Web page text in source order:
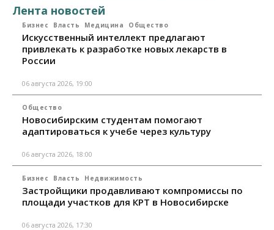
Лента новостей
Бизнес Власть Медицина Общество
Искусственный интеллект предлагают
привлекать к разработке новых лекарств в
России
06 августа 2026, 19:00
Общество
Новосибирским студентам помогают
адаптироваться к учебе через культуру
06 августа 2026, 18:00
Бизнес Власть Недвижимость
Застройщики продавливают компромиссы по
площади участков для КРТ в Новосибирске
06 августа 2026, 17:30